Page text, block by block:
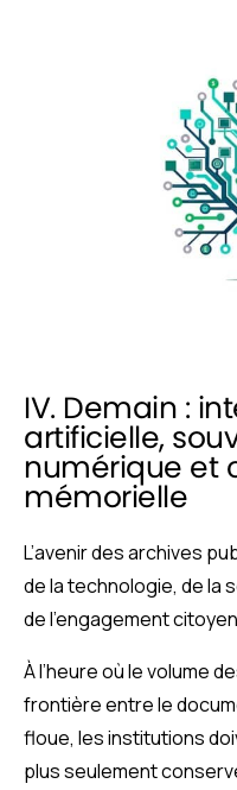
IV. Demain :
artificielle,
numérique et
mémorielle
L’avenir des archives
de la technologie, de la
de l’engagement
À l’heure où le volume
frontière entre le
floue, les institutions
plus seulement